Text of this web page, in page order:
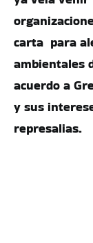
carta para
ambientales
acuerdo a
y sus
represalias.